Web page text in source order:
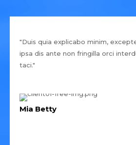
"Duis quia explicabo minim,
ipsa dis ante non fringilla orci
taci."
Mia Betty